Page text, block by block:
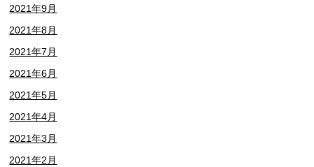
2021年9月
2021年8月
2021年7月
2021年6月
2021年5月
2021年4月
2021年3月
2021年2月